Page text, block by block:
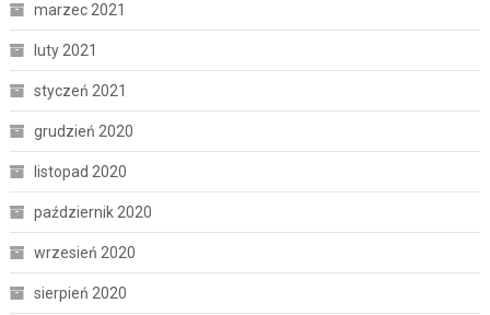
marzec 2021
luty 2021
styczeń 2021
grudzień 2020
listopad 2020
październik 2020
wrzesień 2020
sierpień 2020